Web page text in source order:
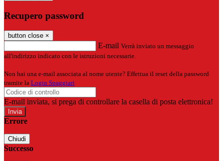
Recupero password
button close ×
E-mail Verrà inviato un messaggio
all'indirizzo indicato con le istruzioni necessarie.
Non hai una e-mail associata al nome utente? Effettua il reset della password
tramite la Login Spaggiari
E-mail inviata, si prega di controllare la casella di posta elettronica!
Errore
Chiudi
Successo